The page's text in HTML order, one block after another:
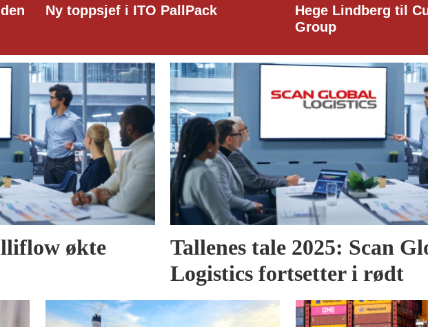
PallPack
Hege Lindberg til Customs Support
økte
Tallenes tale 2025: Scan
Logistics fortsetter i rødt